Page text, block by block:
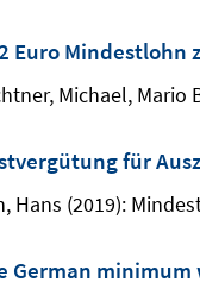
Euro Mindestlohn
Michael, Mario
für
Hans (2019):
German